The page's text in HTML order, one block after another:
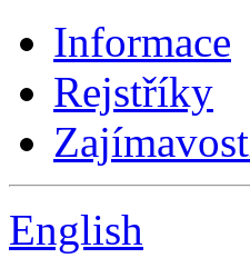
Informace
Rejstříky
English